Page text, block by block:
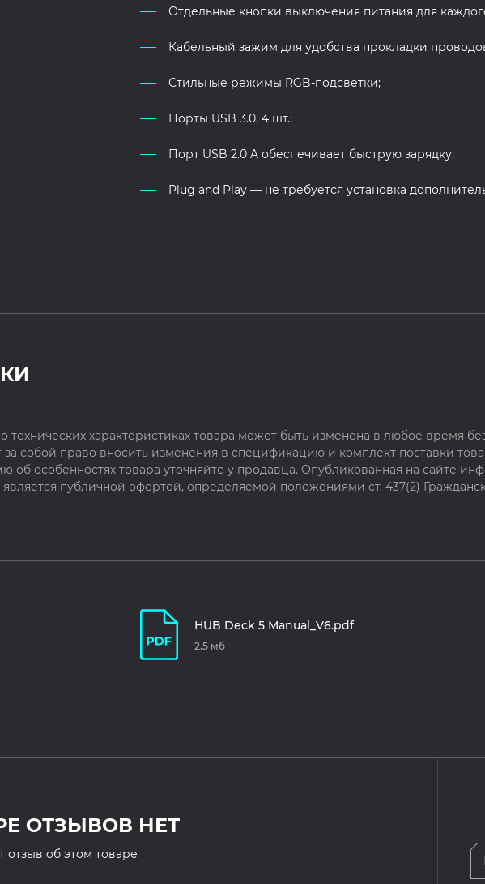
Отдельные кнопки выключения питания для
Кабельный зажим для удобства прокладки
Стильные режимы RGB-подсветки;
Порты USB 3.0, 4 шт.;
Порт USB 2.0 A обеспечивает быструю зарядку;
Plug and Play — не требуется установка
технических характеристиках товара может быть изменена в любое время
за собой право вносить изменения в спецификацию и комплект поставки
об особенностях товара уточняйте у продавца. Опубликованная на сайте
является публичной офертой, определяемой положениями ст. 437(2)
HUB Deck 5 Manual_V6.pdf
2.5 мб
ОТЗЫВОВ НЕТ
отзыв об этом товаре